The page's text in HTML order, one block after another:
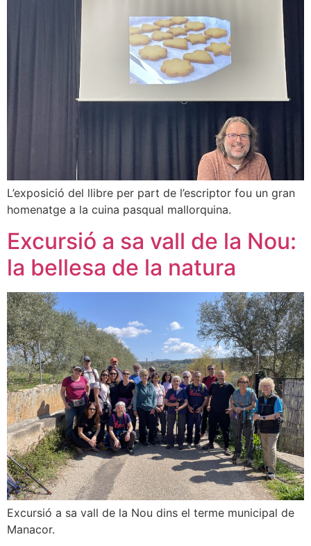
L’exposició del llibre per part de l’escriptor fou un gran
homenatge a la cuina pasqual mallorquina.
Excursió a sa vall de la Nou:
la bellesa de la natura
Excursió a sa vall de la Nou dins el terme municipal de
Manacor.